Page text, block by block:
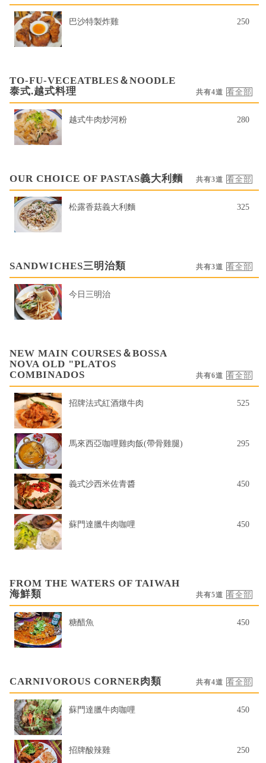
巴沙特製炸雞 250
TO-FU-VECEATBLES＆NOODLE
泰式.越式料理
共有4道
越式牛肉炒河粉 280
OUR CHOICE OF PASTAS義大利麵 共有3道
松露香菇義大利麵 325
SANDWICHES三明治類 共有3道
今日三明治
NEW MAIN COURSES＆BOSSA
NOVA OLD "PLATOS
COMBINADOS
共有6道
招牌法式紅酒燉牛肉 525
馬來西亞咖哩雞肉飯(帶骨雞腿) 295
義式沙西米佐青醬 450
蘇門達臘牛肉咖哩 450
FROM THE WATERS OF TAIWAH
海鮮類
共有5道
糖醋魚 450
CARNIVOROUS CORNER肉類 共有4道
蘇門達臘牛肉咖哩 450
招牌酸辣雞 250